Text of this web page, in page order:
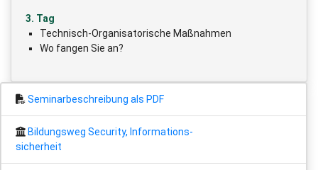
3. Tag
Technisch-Organisatorische Maßnahmen
Wo fangen Sie an?
Seminarbeschreibung als PDF
Bildungsweg Security, Informations-
sicherheit